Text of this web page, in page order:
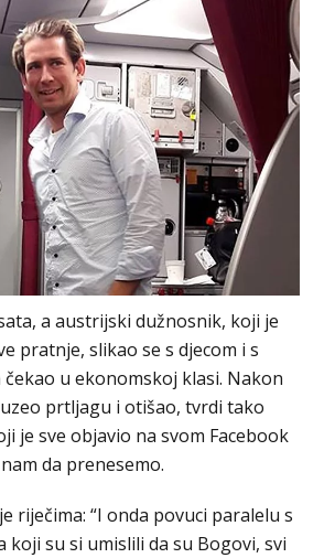
a austrijski dužnosnik, koji je
pratnje, slikao se s djecom i s
u ekonomskoj klasi. Nakon
prtljagu i otišao, tvrdi tako
je sve objavio na svom Facebook
da prenesemo.
riječima: “I onda povuci paralelu s
koji su si umislili da su Bogovi, svi